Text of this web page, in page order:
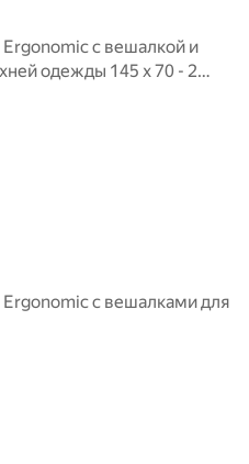
с вешалкой и
одежды 145 х 70 - 2
с вешалками для